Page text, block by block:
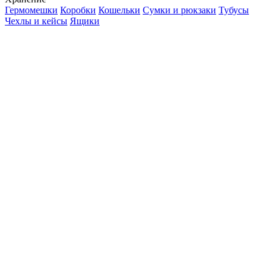
Гермомешки Коробки Кошельки Сумки и рюкзаки Тубусы
Чехлы и кейсы Ящики